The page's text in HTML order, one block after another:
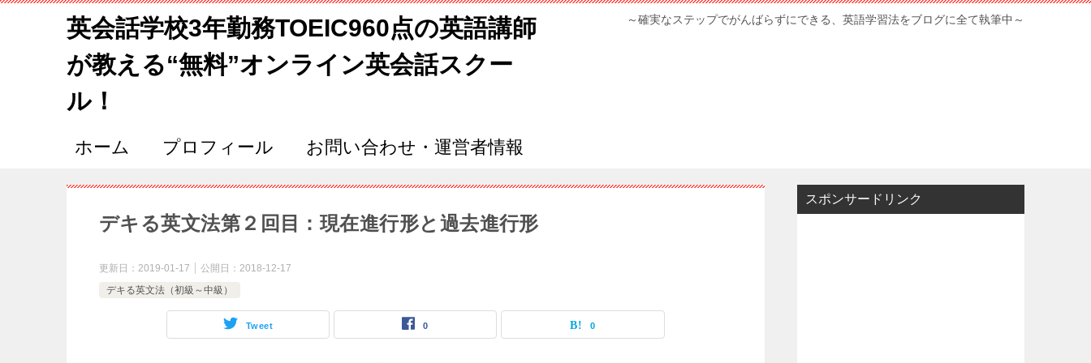
英会話学校3年勤務TOEIC960点の英語講師
が教える“無料”オンライン英会話スクー
ル！
～確実なステップでがんばらずにできる、英語学習法をブログに全て執筆中～
ホーム プロフィール お問い合わせ・運営者情報
デキる英文法第２回目：現在進行形と過去進行形
更新日： 2019-01-17 公開日： 2018-12-17
デキる英文法（初級～中級）
Tweet 0 0
スポンサードリンク